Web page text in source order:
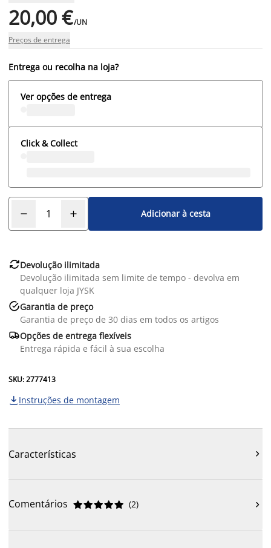
20,00 €/UN
Preços de entrega
Entrega ou recolha na loja?
Ver opções de entrega
Click & Collect
Adicionar à cesta
Devolução ilimitada
Devolução ilimitada sem limite de tempo - devolva em
qualquer loja JYSK
Garantia de preço
Garantia de preço de 30 dias em todos os artigos
Opções de entrega flexíveis
Entrega rápida e fácil à sua escolha
SKU: 2777413
 Instruções de montagem
Características 
Comentários 




 (2) 